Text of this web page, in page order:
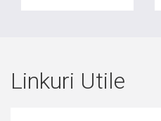
Linkuri Utile